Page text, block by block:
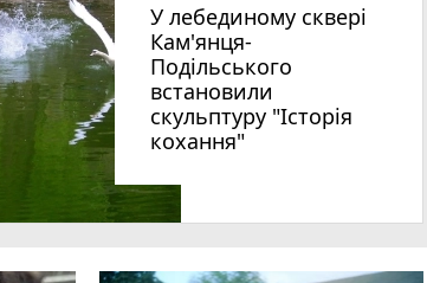
У лебединому сквері
Кам'янця-
Подільського
встановили
скульптуру "Історія
кохання"